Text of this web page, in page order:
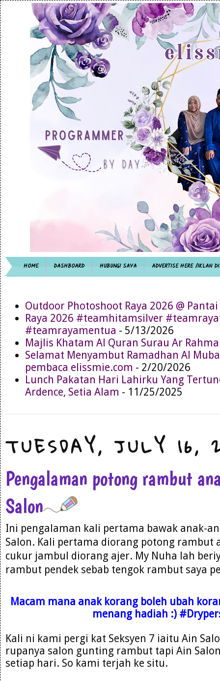
HOME DASHBOARD HUBUNGI SAYA ADVERTISE HERE /IKLAN
Outdoor Photoshoot Raya 2026 @ Pantai
Raya 2026 #teamhitamsilver
#teamrayamentua - 5/13/2026
Majlis Khatam Al Quran Surau Ar
Selamat Menyambut Ramadhan Al
pembaca elissmie.com - 2/20/2026
Lunch Pakatan Hari Lahirku Yang
Ardence, Setia Alam - 11/25/2025
TUESDAY, JULY 16,
Pengalaman potong rambut
Salon
Ini pengalaman kali pertama bawak anak-
Salon. Kali pertama diorang potong rambut
cukur jambul diorang ajer. My Nuha lah
rambut pendek sebab tengok rambut saya
Macam mana anak korang boleh ubah
menang hadiah :)
Kali ni kami pergi kat Seksyen 7 iaitu Ain
rupanya salon gunting rambut tapi Ain
setiap hari. So kami terjah ke situ.